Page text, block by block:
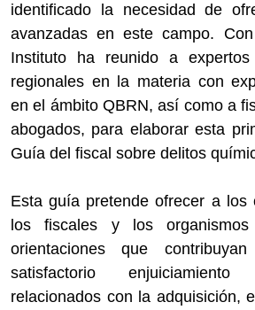
identificado la necesidad de
avanzadas en este campo.
Instituto ha reunido a expertos
regionales en la materia con
en el ámbito QBRN, así como a
abogados, para elaborar esta
Guía del fiscal sobre delitos
Esta guía pretende ofrecer a los
los fiscales y los organismos
orientaciones que
satisfactorio
relacionados con la adquisición,